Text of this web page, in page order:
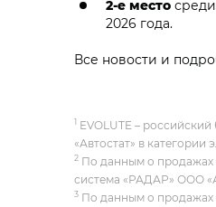
2-е место
2026 года.
Все новости и
1 EVOLUTE –
«Автостат» в категории
2 По данным о продажах
система «РАДАР» ООО
3 По данным о продажах